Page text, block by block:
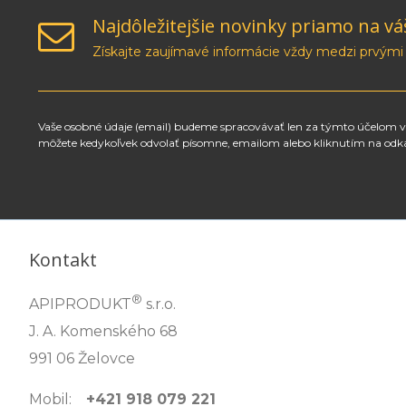
Najdôležitejšie novinky priamo na
Získajte zaujímavé informácie vždy medzi prvými
Vaše osobné údaje (email) budeme spracovávať len za týmto
môžete kedykoľvek odvolať písomne, emailom alebo kliknutím na
Kontakt
APIPRODUKT® s.r.o.
J. A. Komenského 68
991 06 Želovce
Mobil: +421 918 079 221